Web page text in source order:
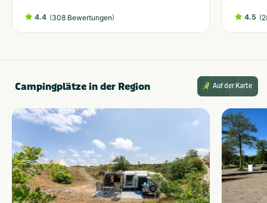
4.4 (308 Bewertungen) 4.5 (
Campingplätze in der Region Auf der Karte